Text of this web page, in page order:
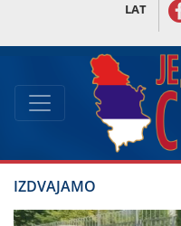
LAT
IZDVAJAMO